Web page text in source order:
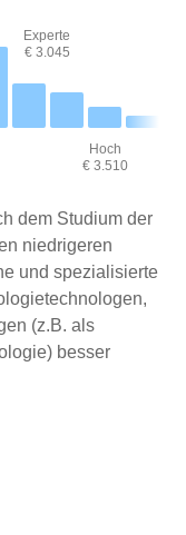
Experte
€ 3.045
Hoch
€ 3.510
dem Studium der
niedrigeren
und spezialisierte
(z.B. als
besser